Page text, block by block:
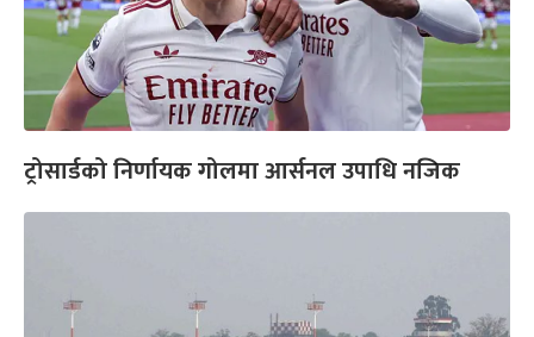
ट्रोसार्डको निर्णायक गोलमा आर्सनल उपाधि नजिक